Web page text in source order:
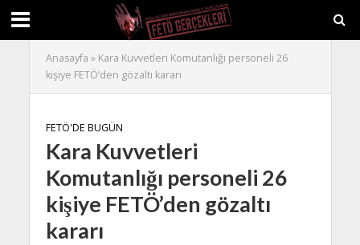
Anasayfa » Kara Kuvvetleri Komutanlığı personeli 26
kişiye FETÖ’den gözaltı kararı
FETÖ'DE BUGÜN
Kara Kuvvetleri
Komutanlığı personeli 26
kişiye FETÖ’den gözaltı
kararı